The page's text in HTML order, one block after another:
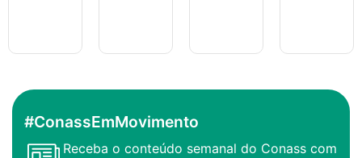
#ConassEmMovimento
Receba o conteúdo semanal do Conass com